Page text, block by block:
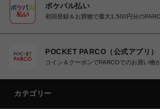
ポケパル払い
初回登録＆お買物で最大1,500円分の
POCKET PARCO（公式アプリ）
コイン＆クーポンでPARCOでのお買い物
カテゴリー